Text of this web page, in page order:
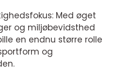
Med øget
og miljøbevidsthed
en endnu større rolle
og